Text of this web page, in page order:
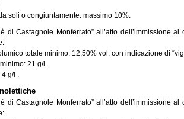
soli o congiuntamente: massimo 10%.
di Castagnole Monferrato” all’atto dell’immissione
totale minimo: 12,50% vol; con indicazione di
21 g/l.
g/l .
di Castagnole Monferrato” all’atto dell’immissione